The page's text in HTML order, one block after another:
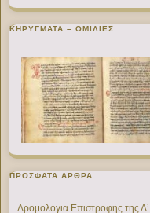
ΚΗΡΥΓΜΑΤΑ – ΟΜΙΛΙΕΣ
ΠΡΌΣΦΑΤΑ ΆΡΘΡΑ
Δρομολόγια Επιστροφής της